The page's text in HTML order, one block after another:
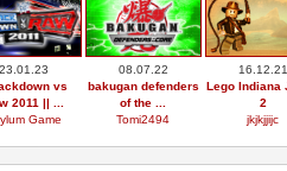
23.01.23
vs
2011 || ...
Game
08.07.22
bakugan defenders
of the ...
Tomi2494
16.12.21
Lego Indiana
2
jkjkjjijc